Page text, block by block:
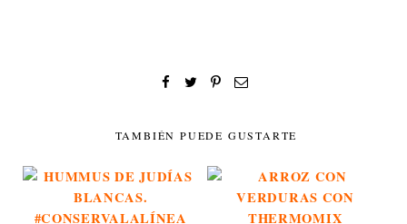
TAMBIÉN PUEDE GUSTARTE